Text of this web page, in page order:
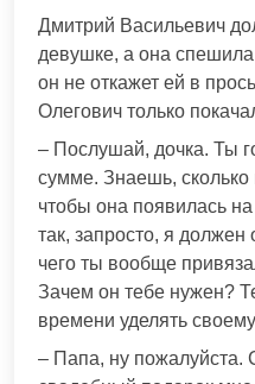
Дмитрий Васильевич
девушке, а она спешила
он не откажет ей в
Олегович только
– Послушай, дочка. Ты
сумме. Знаешь,
чтобы она появилась
так, запросто, я должен
чего ты вообще
Зачем он тебе нужен?
времени уделять
– Папа, ну пожалуйста.